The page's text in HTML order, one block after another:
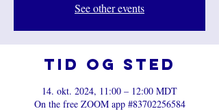
See other events
Tid og sted
14. okt. 2024, 11:00 – 12:00 MDT
On the free ZOOM app #83702256584